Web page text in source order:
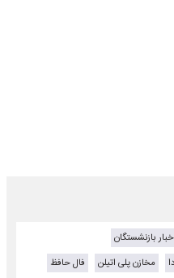
بازنشستگان
مخازن پلی اتیلن
فال حافظ